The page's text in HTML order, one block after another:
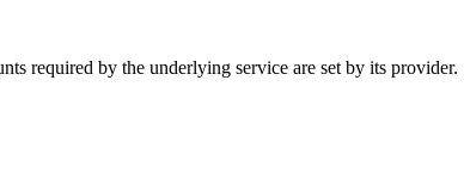
required by the underlying service are set by its provider.